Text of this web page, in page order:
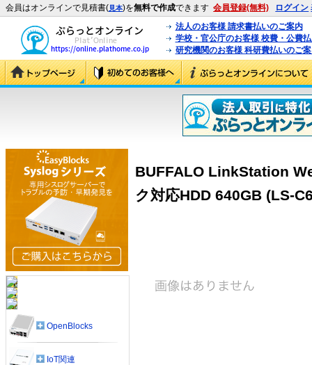
会員はオンラインで見積書(見本)を無料で作成できます 会員登録(無料) ログイン
法人のお客様 請求書払いのご案内
学校・官公庁のお客様 校費・公費
研究機関のお客様 科研費払いのご
BUFFALO LinkStation
ク対応HDD 640GB (LS-
OpenBlocks
IoT関連